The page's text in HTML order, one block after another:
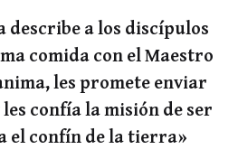
a los discípulos
comida con el Maestro
les promete enviar
confía la misión de ser
el confín de la tierra»